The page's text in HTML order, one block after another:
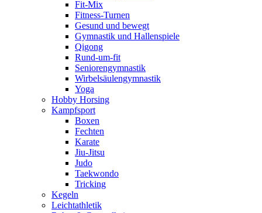
Fit-Mix
Fitness-Turnen
Gesund und bewegt
Gymnastik und Hallenspiele
Qigong
Rund-um-fit
Seniorengymnastik
Wirbelsäulengymnastik
Yoga
Hobby Horsing
Kampfsport
Boxen
Fechten
Karate
Jiu-Jitsu
Judo
Taekwondo
Tricking
Kegeln
Leichtathletik